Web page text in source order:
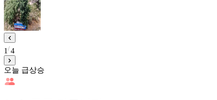
1 4
오늘 급상승